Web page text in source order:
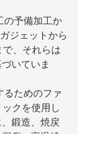
の予備加工か
ジェットから
、それらは
いていま
るためのファ
クを使用し
鍛造、焼戻
傷、高温焼
クライアン